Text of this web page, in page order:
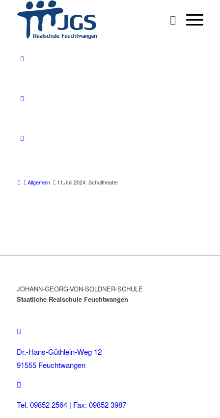
Allgemein 11.Juli 2024: Schultheater
JOHANN-GEORG-VON-SOLDNER-SCHULE
Staatliche Realschule Feuchtwangen
Dr.-Hans-Güthlein-Weg 12
91555 Feuchtwangen
Tel. 09852 2564 | Fax: 09852 3987